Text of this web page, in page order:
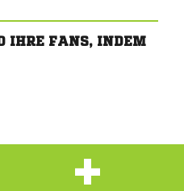
IHRE FANS, INDEM
+